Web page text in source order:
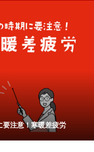
要注意！寒暖差疲労